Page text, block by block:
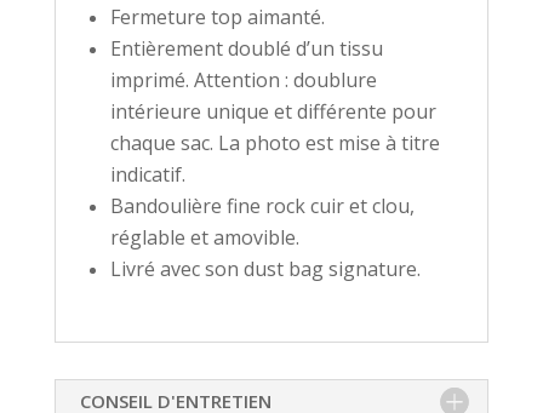
Fermeture top aimanté.
Entièrement doublé d’un tissu
imprimé. Attention : doublure
intérieure unique et différente pour
chaque sac. La photo est mise à titre
indicatif.
Bandoulière fine rock cuir et clou,
réglable et amovible.
Livré avec son dust bag signature.
CONSEIL D'ENTRETIEN